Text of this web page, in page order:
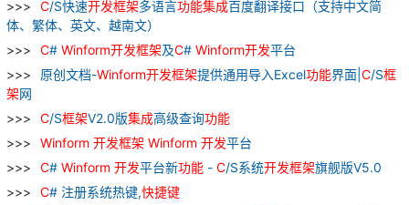
C/S快速开发框架多语言功能集成百度翻译接口（支持中文简
体、繁体、英文、越南文）
C# Winform开发框架及C# Winform开发平台
原创文档-Winform开发框架提供通用导入Excel功能界面| C/S框
架网
C/S框架V2.0版集成高级查询功能
Winform 开发框架 Winform 开发平台
C# Winform 开发平台新功能 - C/S系统开发框架旗舰版V5.0
C# 注册系统热键,快捷键